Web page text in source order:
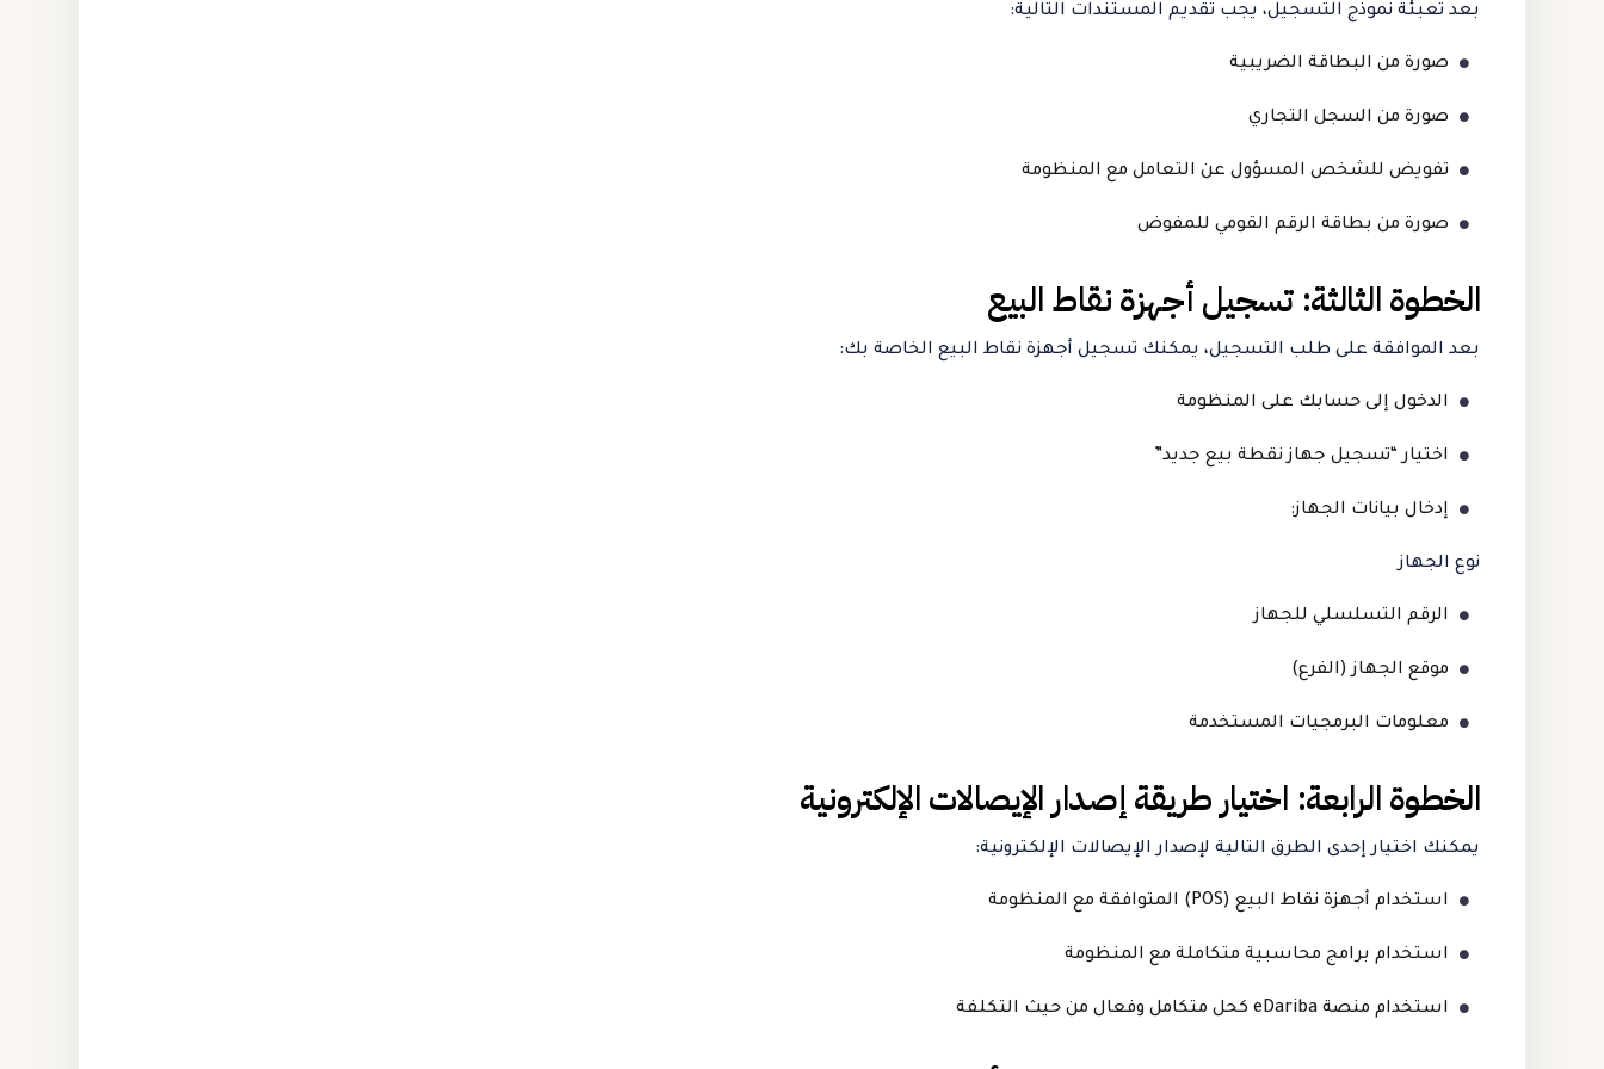
بعد تعبئة نموذج التسجيل، يجب تقديم المستندات التالية:
صورة من البطاقة الضريبية
صورة من السجل التجاري
تفويض للشخص المسؤول عن التعامل مع المنظومة
صورة من بطاقة الرقم القومي للمفوض
الخطوة الثالثة: تسجيل أجهزة نقاط البيع
بعد الموافقة على طلب التسجيل، يمكنك تسجيل أجهزة نقاط البيع الخاصة بك:
الدخول إلى حسابك على المنظومة
اختيار “تسجيل جهاز نقطة بيع جديد”
إدخال بيانات الجهاز:
نوع الجهاز
الرقم التسلسلي للجهاز
موقع الجهاز (الفرع)
معلومات البرمجيات المستخدمة
الخطوة الرابعة: اختيار طريقة إصدار الإيصالات الإلكترونية
يمكنك اختيار إحدى الطرق التالية لإصدار الإيصالات الإلكترونية:
استخدام أجهزة نقاط البيع (POS) المتوافقة مع المنظومة
استخدام برامج محاسبية متكاملة مع المنظومة
استخدام منصة eDariba كحل متكامل وفعال من حيث التكلفة